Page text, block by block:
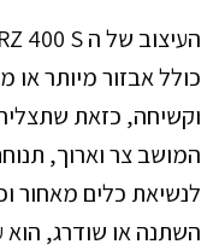
כולל אבזור מיותר
וקשיחה, כזאת
המושב צר וארוך,
לנשיאת כלים מאחור
השתנה או שודרג, הוא